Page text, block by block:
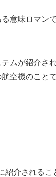
意味ロマン
ムが紹介され
空機のことで
紹介される